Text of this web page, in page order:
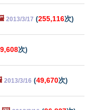
2013/3/17 (255,116次)
次)
2013/3/16 (49,670次)